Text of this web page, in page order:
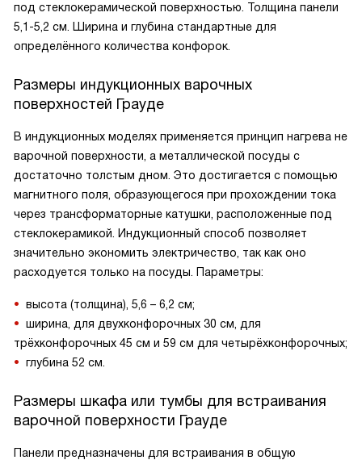
под стеклокерамической поверхностью. Толщина панели
5,1-5,2 см. Ширина и глубина стандартные для
определённого количества конфорок.
Размеры индукционных варочных
поверхностей Грауде
В индукционных моделях применяется принцип нагрева не
варочной поверхности, а металлической посуды с
достаточно толстым дном. Это достигается с помощью
магнитного поля, образующегося при прохождении тока
через трансформаторные катушки, расположенные под
стеклокерамикой. Индукционный способ позволяет
значительно экономить электричество, так как оно
расходуется только на посуды. Параметры:
высота (толщина), 5,6 – 6,2 см;
ширина, для двухконфорочных 30 см, для
трёхконфорочных 45 см и 59 см для четырёхконфорочных;
глубина 52 см.
Размеры шкафа или тумбы для встраивания
варочной поверхности Грауде
Панели предназначены для встраивания в общую